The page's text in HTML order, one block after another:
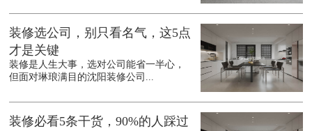
装修选公司，别只看名气，这5点
才是关键
装修是人生大事，选对公司能省一半心，
但面对琳琅满目的沈阳装修公司...
装修必看5条干货，90%的人踩过